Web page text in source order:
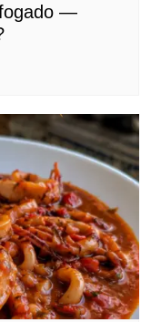
—